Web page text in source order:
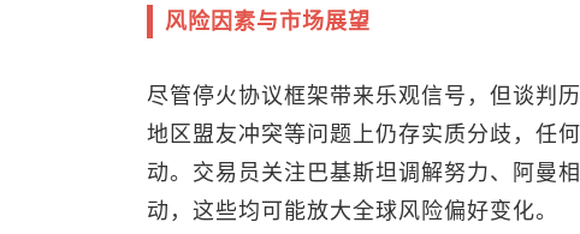
风险因素与市场展望
尽管停火协议框架带来乐观信号，但谈判
地区盟友冲突等问题上仍存实质分歧，任
动。交易员关注巴基斯坦调解努力、阿曼
动，这些均可能放大全球风险偏好变化。